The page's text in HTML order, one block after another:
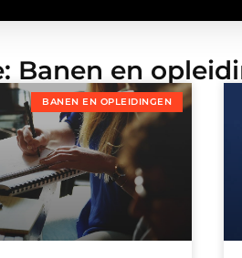
Banen en
BANEN EN OPLEIDINGEN